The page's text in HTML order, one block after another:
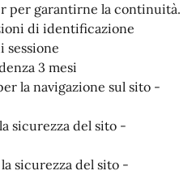
per garantirne la continuità.
di identificazione
sessione
3 mesi
la navigazione sul sito -
sicurezza del sito -
sicurezza del sito -